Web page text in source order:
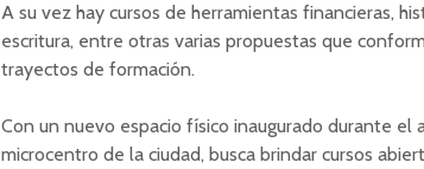
A su vez hay cursos de herramientas financieras,
escritura, entre otras varias propuestas que
trayectos de formación.
Con un nuevo espacio físico inaugurado durante el
microcentro de la ciudad, busca brindar cursos